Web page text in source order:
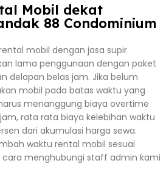
Mobil dekat
88 Condominium
mobil dengan jasa supir
lama penggunaan dengan paket
delapan belas jam. Jika belum
mobil pada batas waktu yang
menanggung biaya overtime
rata rata biaya kelebihan waktu
dari akumulasi harga sewa.
waktu rental mobil sesuai
cara menghubungi staff admin kami